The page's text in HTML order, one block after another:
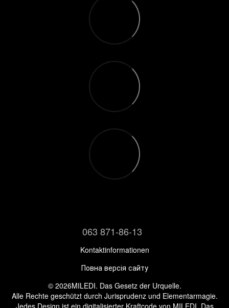
063 871-86-13
Kontaktinformationen
Повна версія сайту
© 2026MILEDI. Das Gesetz der Urquelle.
Alle Rechte geschützt durch Jurisprudenz und Elementarmagie.
Jedes Design ist ein digitalisierter Kraftcode von MILEDI. Das